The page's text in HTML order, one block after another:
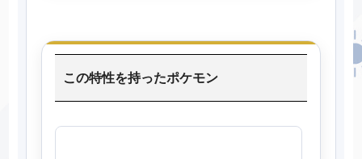
この特性を持ったポケモン